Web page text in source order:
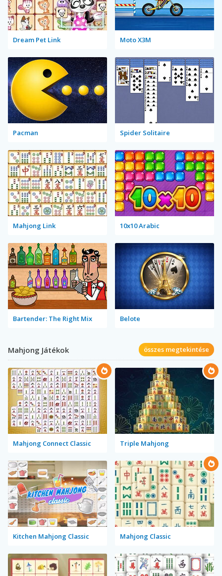
Dream Pet Link Moto X3M
Pacman Spider Solitaire
Mahjong Link 10x10 Arabic
Bartender: The Right Mix Belote
Mahjong Játékok összes megtekintése
Mahjong Connect Classic Triple Mahjong
Kitchen Mahjong Classic Mahjong Classic